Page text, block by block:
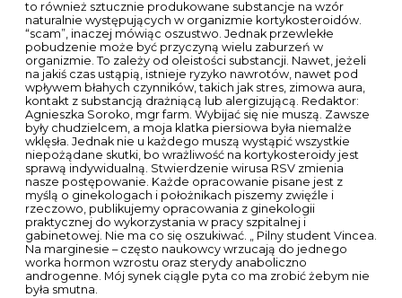
to również sztucznie produkowane substancje na wzór
naturalnie występujących w organizmie kortykosteroidów.
“scam”, inaczej mówiąc oszustwo. Jednak przewlekłe
pobudzenie może być przyczyną wielu zaburzeń w
organizmie. To zależy od oleistości substancji. Nawet, jeżeli
na jakiś czas ustąpią, istnieje ryzyko nawrotów, nawet pod
wpływem błahych czynników, takich jak stres, zimowa aura,
kontakt z substancją drażniącą lub alergizującą. Redaktor:
Agnieszka Soroko, mgr farm. Wybijać się nie muszą. Zawsze
były chudzielcem, a moja klatka piersiowa była niemalże
wklęsła. Jednak nie u każdego muszą wystąpić wszystkie
niepożądane skutki, bo wrażliwość na kortykosteroidy jest
sprawą indywidualną. Stwierdzenie wirusa RSV zmienia
nasze postępowanie. Każde opracowanie pisane jest z
myślą o ginekologach i położnikach piszemy zwięźle i
rzeczowo, publikujemy opracowania z ginekologii
praktycznej do wykorzystania w pracy szpitalnej i
gabinetowej. Nie ma co się oszukiwać. „ Pilny student Vincea.
Na marginesie – często naukowcy wrzucają do jednego
worka hormon wzrostu oraz sterydy anaboliczno
androgenne. Mój synek ciągle pyta co ma zrobić żebym nie
była smutna.